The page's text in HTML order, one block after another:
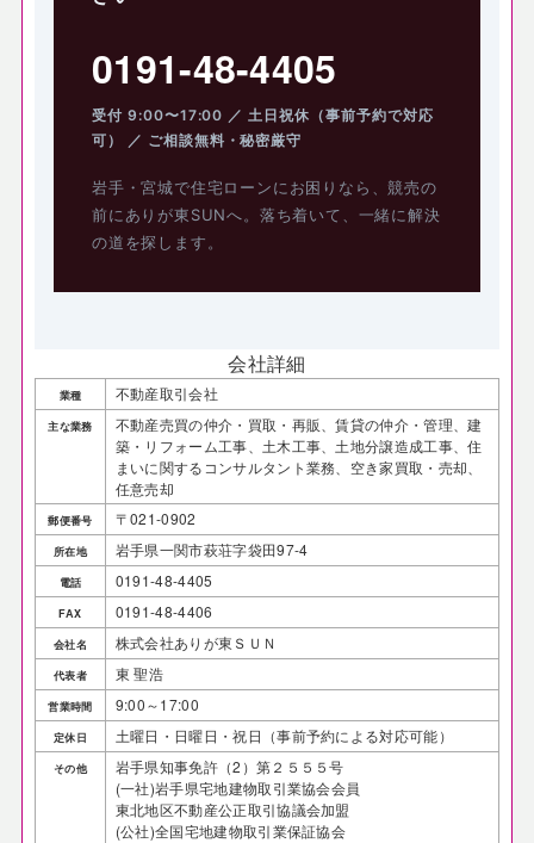
0191-48-4405
受付 9:00〜17:00 ／ 土日祝休（事前予約で対応
可） ／ ご相談無料・秘密厳守
岩手・宮城で住宅ローンにお困りなら、競売の
前にありが東SUNへ。落ち着いて、一緒に解決
の道を探します。
会社詳細
業種 不動産取引会社
主な業務
不動産売買の仲介・買取・再販、賃貸の仲介・管理、建
築・リフォーム工事、土木工事、土地分譲造成工事、住
まいに関するコンサルタント業務、空き家買取・売却、
任意売却
郵便番号 〒021-0902
所在地 岩手県一関市萩荘字袋田97-4
電話 0191-48-4405
FAX 0191-48-4406
会社名 株式会社ありが東ＳＵＮ
代表者 東 聖浩
営業時間 9:00～17:00
定休日 土曜日・日曜日・祝日（事前予約による対応可能）
その他
岩手県知事免許（2）第２５５５号
(一社)岩手県宅地建物取引業協会会員
東北地区不動産公正取引協議会加盟
(公社)全国宅地建物取引業保証協会